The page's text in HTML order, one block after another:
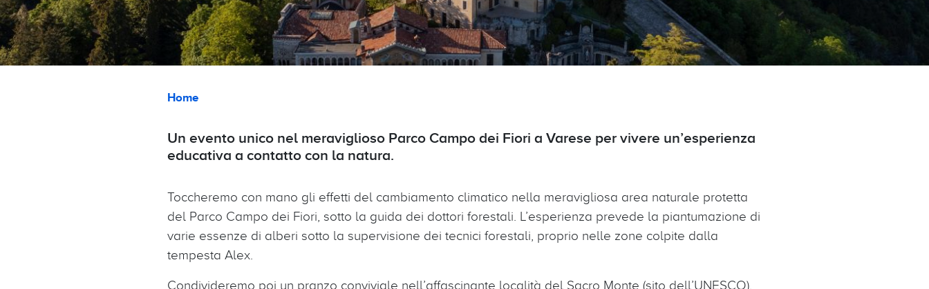
Briciole di pane
Home
Un evento unico nel meraviglioso Parco Campo dei Fiori a Varese per vivere un’esperienza
educativa a contatto con la natura.
Toccheremo con mano gli effetti del cambiamento climatico nella meravigliosa area naturale protetta
del Parco Campo dei Fiori, sotto la guida dei dottori forestali. L’esperienza prevede la piantumazione di
varie essenze di alberi sotto la supervisione dei tecnici forestali, proprio nelle zone colpite dalla
tempesta Alex.
Condivideremo poi un pranzo conviviale nell’affascinante località del Sacro Monte (sito dell’UNESCO).